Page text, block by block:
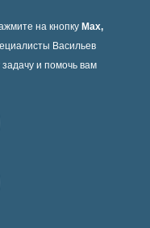
на кнопку Max,
Васильев
и помочь вам